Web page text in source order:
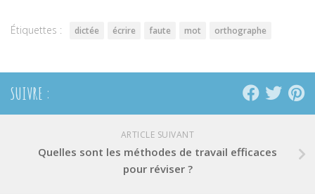
Étiquettes : dictée écrire faute mot orthographe
SUIVRE :
ARTICLE SUIVANT
Quelles sont les méthodes de travail efficaces
pour réviser ?